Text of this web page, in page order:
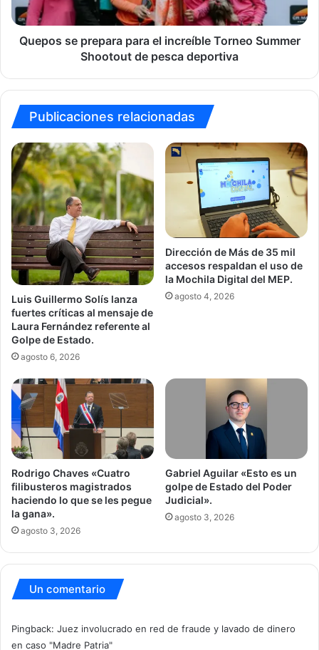
Summer
Shootout
deQuepos se prepara para el increíble Torneo Summer
Shootout de pesca deportiva
Publicaciones relacionadas
Luis Guillermo Solís lanza
fuertes críticas al mensaje de
Laura Fernández referente al
Golpe de Estado.
agosto 6, 2026
Dirección de Más de 35 mil
accesos respaldan el uso de
la Mochila Digital del MEP.
agosto 4, 2026
Rodrigo Chaves «Cuatro
filibusteros magistrados
haciendo lo que se les pegue
la gana».
agosto 3, 2026
Gabriel Aguilar «Esto es un
golpe de Estado del Poder
Judicial».
agosto 3, 2026
Un comentario
Pingback: Juez involucrado en red de fraude y lavado de dinero
en caso "Madre Patria"